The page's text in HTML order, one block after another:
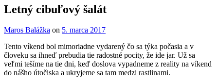
Site
Overlay
Letný cibuľový šalát
By
Maros Balážka on 5. marca 2017
Tento víkend bol mimoriadne vydarený čo sa týka počasia a v
človeku sa ihneď prebudia tie radostné pocity, že ide jar. Už sa
veľmi tešíme na tie dni, keď doslova vypadneme z reality na víkend
do nášho útočiska a ukryjeme sa tam medzi rastlinami.